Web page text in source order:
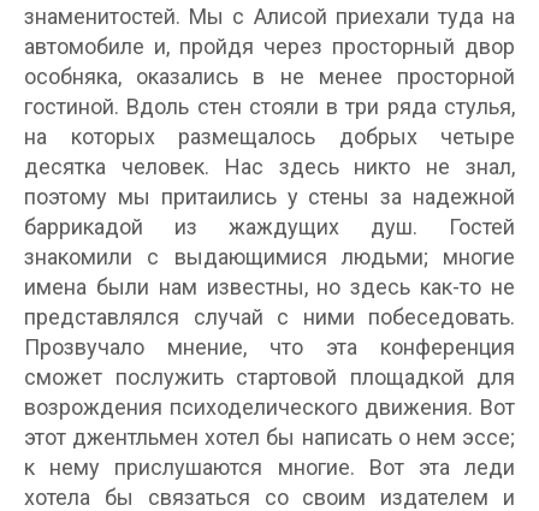
знаменитостей. Мы с Алисой приехали туда на
автомобиле и, пройдя через просторный двор
особняка, оказались в не менее просторной
гостиной. Вдоль стен стояли в три ряда стулья,
на которых размещалось добрых четыре
десятка человек. Нас здесь никто не знал,
поэтому мы притаились у стены за надежной
баррикадой из жаждущих душ. Гостей
знакомили с выдающимися людьми; многие
имена были нам известны, но здесь как-то не
представлялся случай с ними побеседовать.
Прозвучало мнение, что эта конференция
сможет послужить стартовой площадкой для
возрождения психоделического движения. Вот
этот джентльмен хотел бы написать о нем эссе;
к нему прислушаются многие. Вот эта леди
хотела бы связаться со своим издателем и